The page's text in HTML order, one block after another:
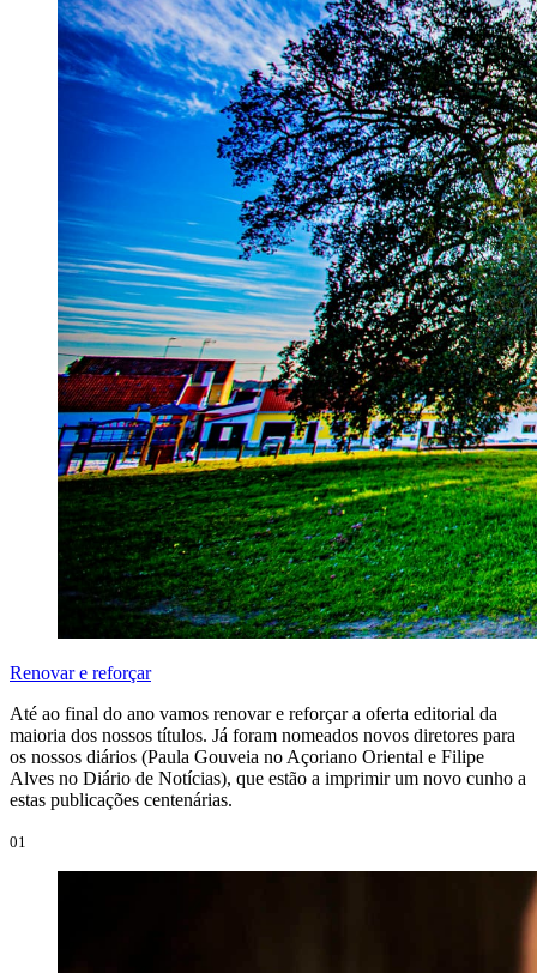
Renovar e reforçar
Até ao final do ano vamos renovar e reforçar a oferta editorial da
maioria dos nossos títulos. Já foram nomeados novos diretores para
os nossos diários (Paula Gouveia no Açoriano Oriental e Filipe
Alves no Diário de Notícias), que estão a imprimir um novo cunho a
estas publicações centenárias.
01